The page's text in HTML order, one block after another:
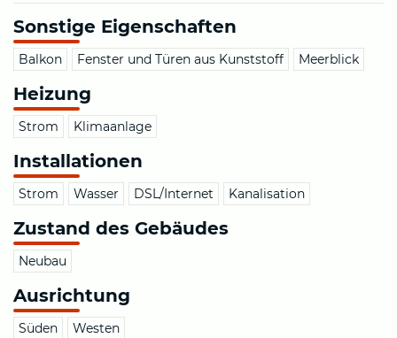
Sonstige Eigenschaften
Balkon Fenster und Türen aus Kunststoff Meerblick
Heizung
Strom Klimaanlage
Installationen
Strom Wasser DSL/Internet Kanalisation
Zustand des Gebäudes
Neubau
Ausrichtung
Süden Westen